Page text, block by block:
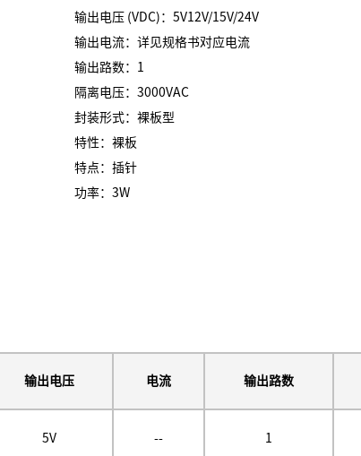
输出电压 (VDC)：5V12V/15V/24V
输出电流：详见规格书对应电流
输出路数：1
隔离电压：3000VAC
封装形式：裸板型
特性：裸板
特点：插针
功率：3W
输出电压 电流 输出路数
5V -- 1